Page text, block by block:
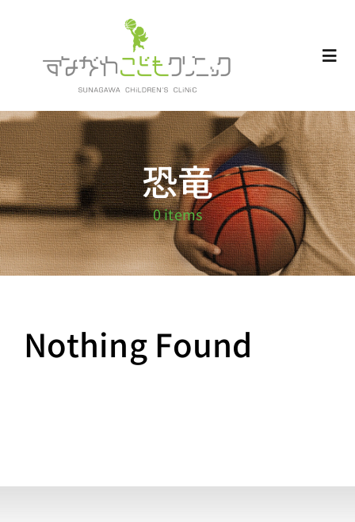
content
Home
お知らせ
Blog
診療受付
診療内容
クリニック紹介
恐竜
0 items
Nothing Found